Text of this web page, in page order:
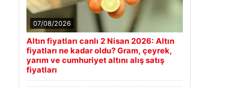
07/08/2026
Altın fiyatları canlı 2 Nisan 2026: Altın
fiyatları ne kadar oldu? Gram, çeyrek,
yarım ve cumhuriyet altını alış satış
fiyatları